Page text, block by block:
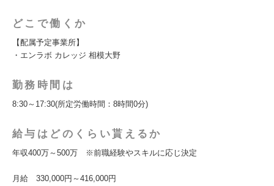
どこで働くか
【配属予定事業所】
・エンラボ カレッジ 相模大野
勤務時間は
8:30～17:30(所定労働時間：8時間0分)
給与はどのくらい貰えるか
年収400万～500万 ※前職経験やスキルに応じ決定
月給 330,000円～416,000円